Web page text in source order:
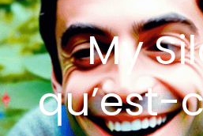
My
qu’est-